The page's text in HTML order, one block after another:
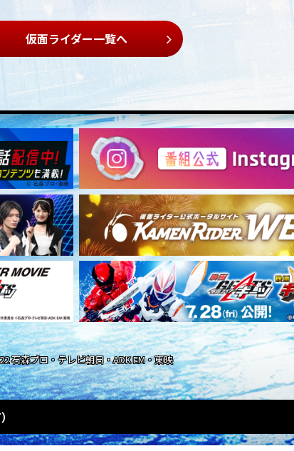
仮面ライダー一覧へ
石森プロ・テレビ朝日・ADK EM・東映